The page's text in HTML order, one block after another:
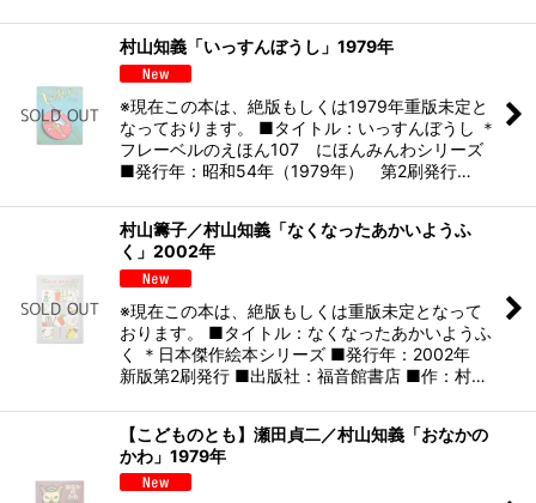
村山知義「いっすんぼうし」1979年
※現在この本は、絶版もしくは1979年重版未定と
なっております。 ■タイトル：いっすんぼうし ＊
フレーベルのえほん107 にほんみんわシリーズ
■発行年：昭和54年（1979年） 第2刷発行…
村山籌子／村山知義「なくなったあかいようふ
く」2002年
※現在この本は、絶版もしくは重版未定となって
おります。 ■タイトル：なくなったあかいようふ
く ＊日本傑作絵本シリーズ ■発行年：2002年
新版第2刷発行 ■出版社：福音館書店 ■作：村…
【こどものとも】瀬田貞二／村山知義「おなかの
かわ」1979年